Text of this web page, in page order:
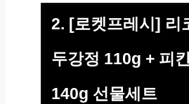
2. [로켓프레시] 리
두강정 110g + 피
140g 선물세트